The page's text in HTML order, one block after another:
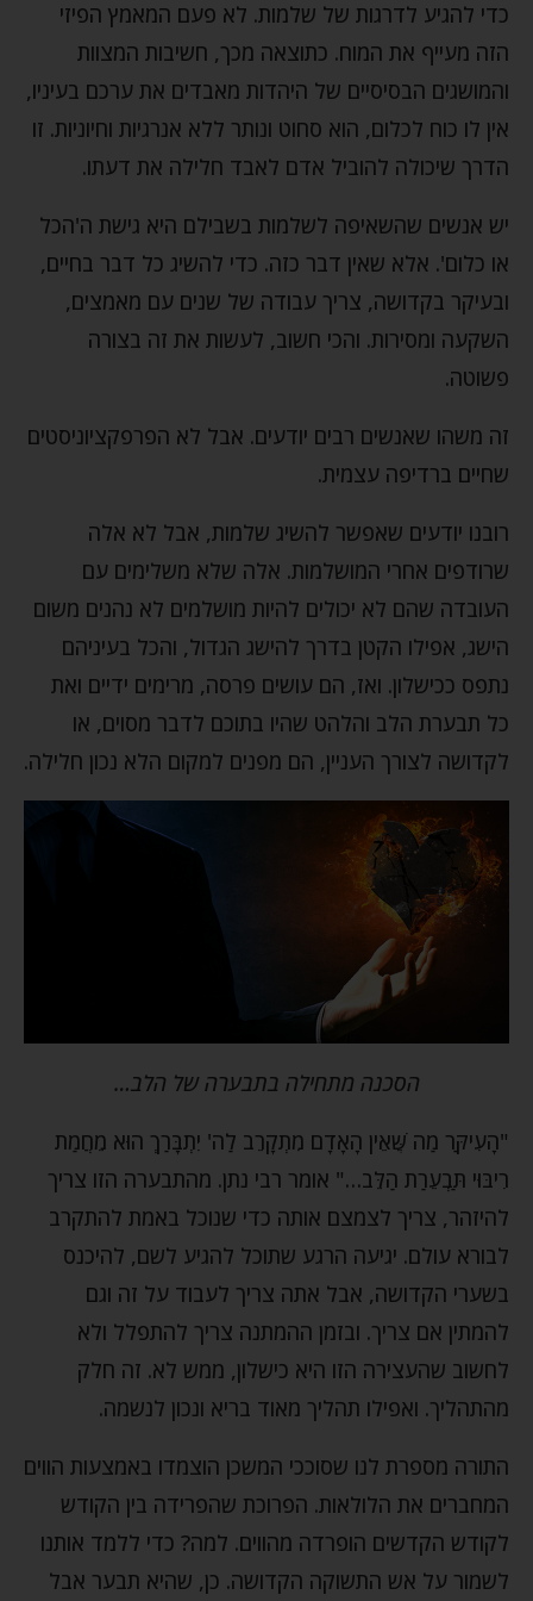
כדי להגיע לדרגות של שלמות. לא פעם המאמץ הפיזי
הזה מעייף את המוח. כתוצאה מכך, חשיבות המצוות
והמושגים הבסיסיים של היהדות מאבדים את ערכם בעיניו,
אין לו כוח לכלום, הוא סחוט ונותר ללא אנרגיות וחיוניות. זו
הדרך שיכולה להוביל אדם לאבד חלילה את דעתו.
יש אנשים שהשאיפה לשלמות בשבילם היא גישת ה'הכל
או כלום'. אלא שאין דבר כזה. כדי להשיג כל דבר בחיים,
ובעיקר בקדושה, צריך עבודה של שנים עם מאמצים,
השקעה ומסירות. והכי חשוב, לעשות את זה בצורה
פשוטה.
זה משהו שאנשים רבים יודעים. אבל לא הפרפקציוניסטים
שחיים ברדיפה עצמית.
רובנו יודעים שאפשר להשיג שלמות, אבל לא אלה
שרודפים אחרי המושלמות. אלה שלא משלימים עם
העובדה שהם לא יכולים להיות מושלמים לא נהנים משום
הישג, אפילו הקטן בדרך להישג הגדול, והכל בעיניהם
נתפס ככישלון. ואז, הם עושים פרסה, מרימים ידיים ואת
כל תבערת הלב והלהט שהיו בתוכם לדבר מסוים, או
לקדושה לצורך העניין, הם מפנים למקום הלא נכון חלילה.
הסכנה מתחילה בתבערה של הלב…
"הָעִיקַּר מַה שֶּׁאֵין הָאָדָם מִתְקָרֵב לַה' יִתְבָּרַךְ הוּא מֵחֲמַת
רִיבּוּי תַּבְעֵרַת הַלֵּב…" אומר רבי נתן. מהתבערה הזו צריך
להיזהר, צריך לצמצם אותה כדי שנוכל באמת להתקרב
לבורא עולם. יגיעה הרגע שתוכל להגיע לשם, להיכנס
בשערי הקדושה, אבל אתה צריך לעבוד על זה וגם
להמתין אם צריך. ובזמן ההמתנה צריך להתפלל ולא
לחשוב שהעצירה הזו היא כישלון, ממש לא. זה חלק
מהתהליך. ואפילו תהליך מאוד בריא ונכון לנשמה.
התורה מספרת לנו שסוככי המשכן הוצמדו באמצעות הווים
המחברים את הלולאות. הפרוכת שהפרידה בין הקודש
לקודש הקדשים הופרדה מהווים. למה? כדי ללמד אותנו
לשמור על אש התשוקה הקדושה. כן, שהיא תבער אבל